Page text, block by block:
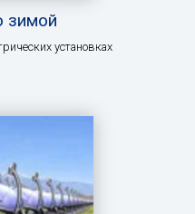
зимой
установках